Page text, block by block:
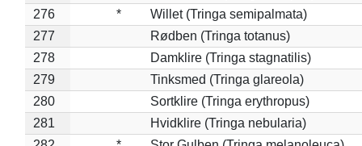
276
*
Willet (Tringa semipalmata)
277
Rødben (Tringa totanus)
278
Damklire (Tringa stagnatilis)
279
Tinksmed (Tringa glareola)
280
Sortklire (Tringa erythropus)
281
Hvidklire (Tringa nebularia)